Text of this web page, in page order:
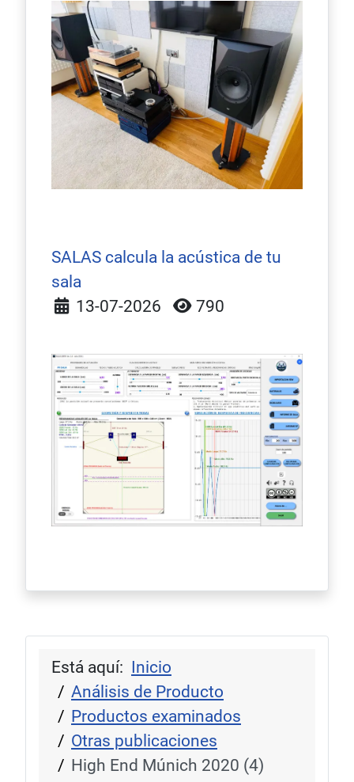
SALAS calcula la acústica de tu
sala
Detalles
13-07-2026 790
Está aquí: Inicio
Análisis de Producto
Productos examinados
Otras publicaciones
High End Múnich 2020 (4)